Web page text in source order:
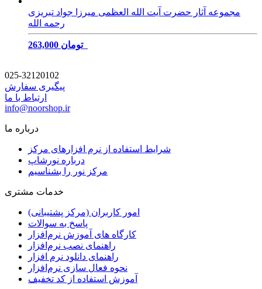
مجموعه آثار حضرت آیت‌ الله العظمی میرزا جواد تبریزی
رحمه الله
263,000 تومان
025-32120102
پیگیری سفارش
ارتباط با ما
info@noorshop.ir
درباره ما
شرایط استفاده از نرم افزارهای مرکز
درباره نورشاپ
مرکز نور را بشناسیم
خدمات مشتری
امور کاربران (مرکز پشتیبانی)
پاسخ به سوالات
کارگاه های آموزش نرم‌افزار
راهنمای نصب نرم‌افزار
راهنمای دانلود نرم افزار
نحوه فعال سازی نرم‌افزار
آموزش استفاده از کد تخفیف